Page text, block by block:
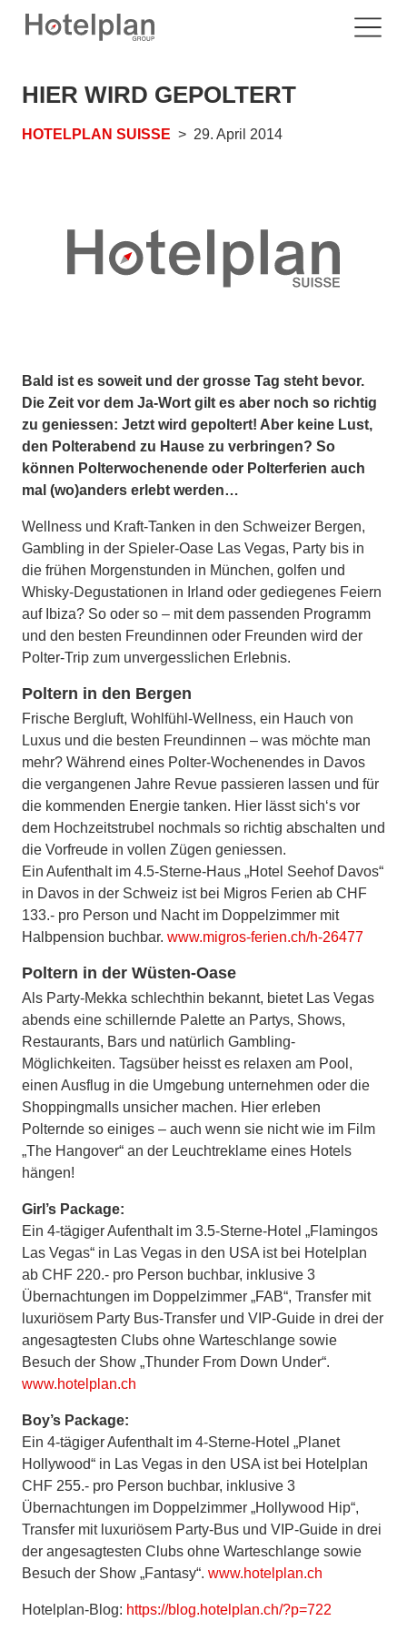
HIER WIRD GEPOLTERT
HOTELPLAN SUISSE 29. April 2014
Bald ist es soweit und der grosse Tag steht bevor.
Die Zeit vor dem Ja-Wort gilt es aber noch so richtig
zu geniessen: Jetzt wird gepoltert! Aber keine Lust,
den Polterabend zu Hause zu verbringen? So
können Polterwochenende oder Polterferien auch
mal (wo)anders erlebt werden…
Wellness und Kraft-Tanken in den Schweizer Bergen,
Gambling in der Spieler-Oase Las Vegas, Party bis in
die frühen Morgenstunden in München, golfen und
Whisky-Degustationen in Irland oder gediegenes Feiern
auf Ibiza? So oder so – mit dem passenden Programm
und den besten Freundinnen oder Freunden wird der
Polter-Trip zum unvergesslichen Erlebnis.
Poltern in den Bergen
Frische Bergluft, Wohlfühl-Wellness, ein Hauch von
Luxus und die besten Freundinnen – was möchte man
mehr? Während eines Polter-Wochenendes in Davos
die vergangenen Jahre Revue passieren lassen und für
die kommenden Energie tanken. Hier lässt sich‘s vor
dem Hochzeitstrubel nochmals so richtig abschalten und
die Vorfreude in vollen Zügen geniessen.
Ein Aufenthalt im 4.5-Sterne-Haus „Hotel Seehof Davos“
in Davos in der Schweiz ist bei Migros Ferien ab CHF
133.- pro Person und Nacht im Doppelzimmer mit
Halbpension buchbar. www.migros-ferien.ch/h-26477
Poltern in der Wüsten-Oase
Als Party-Mekka schlechthin bekannt, bietet Las Vegas
abends eine schillernde Palette an Partys, Shows,
Restaurants, Bars und natürlich Gambling-
Möglichkeiten. Tagsüber heisst es relaxen am Pool,
einen Ausflug in die Umgebung unternehmen oder die
Shoppingmalls unsicher machen. Hier erleben
Polternde so einiges – auch wenn sie nicht wie im Film
„The Hangover“ an der Leuchtreklame eines Hotels
hängen!
Girl’s Package:
Ein 4-tägiger Aufenthalt im 3.5-Sterne-Hotel „Flamingos
Las Vegas“ in Las Vegas in den USA ist bei Hotelplan
ab CHF 220.- pro Person buchbar, inklusive 3
Übernachtungen im Doppelzimmer „FAB“, Transfer mit
luxuriösem Party Bus-Transfer und VIP-Guide in drei der
angesagtesten Clubs ohne Warteschlange sowie
Besuch der Show „Thunder From Down Under“.
www.hotelplan.ch
Boy’s Package:
Ein 4-tägiger Aufenthalt im 4-Sterne-Hotel „Planet
Hollywood“ in Las Vegas in den USA ist bei Hotelplan
CHF 255.- pro Person buchbar, inklusive 3
Übernachtungen im Doppelzimmer „Hollywood Hip“,
Transfer mit luxuriösem Party-Bus und VIP-Guide in drei
der angesagtesten Clubs ohne Warteschlange sowie
Besuch der Show „Fantasy“. www.hotelplan.ch
Hotelplan-Blog: https://blog.hotelplan.ch/?p=722